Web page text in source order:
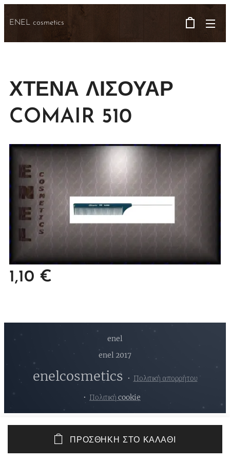
ENEL cosmetics
ΧΤΕΝΑ ΛΙΣΟΥΑΡ
COMAIR 510
1,10 €
ΠΡΟΣΘΉΚΗ ΣΤΟ ΚΑΛΆΘΙ
enel
enel 2017
enelcosmetics Πολιτική απορρήτου
Πολιτική cookie